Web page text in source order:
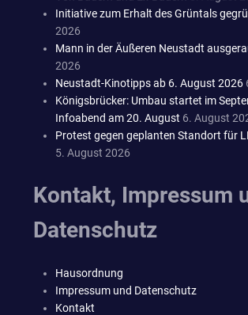
Initiative zum Erhalt des Grüntals
2026
Mann in der Äußeren Neustadt
2026
Neustadt-Kinotipps ab 6. August 2026
Königsbrücker: Umbau startet im
Infoabend am 20. August 6. August
Protest gegen geplanten Standort für
5. August 2026
Kontakt, Impressum
Datenschutz
Hausordnung
Impressum und Datenschutz
Kontakt